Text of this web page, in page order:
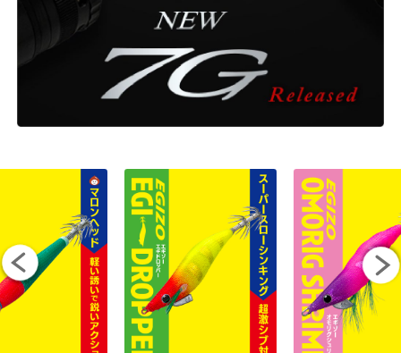
OFFICIAL FAN CLUB
CUSTOMER
CATALOGUE